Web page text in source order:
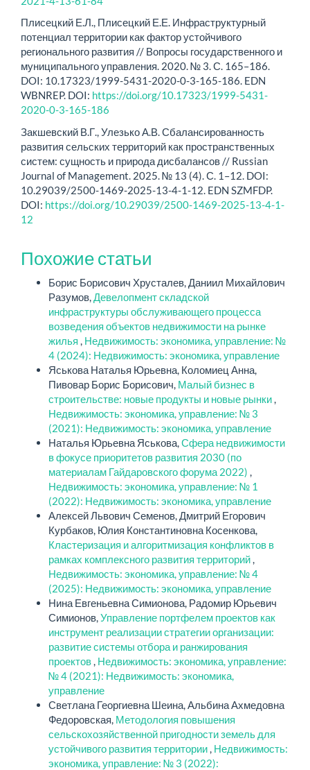
Плисецкий Е.Л., Плисецкий Е.Е. Инфраструктурный
потенциал территории как фактор устойчивого
регионального развития // Вопросы государственного и
муниципального управления. 2020. № 3. С. 165–186.
DOI: 10.17323/1999-5431-2020-0-3-165-186. EDN
WBNREP. DOI: https://doi.org/10.17323/1999-5431-
2020-0-3-165-186
Закшевский В.Г., Улезько А.В. Сбалансированность
развития сельских территорий как пространственных
систем: сущность и природа дисбалансов // Russian
Journal of Mana­gement. 2025. № 13 (4). С. 1–12. DOI:
10.29039/2500-1469-2025-13-4-1-12. EDN SZMFDP.
DOI: https://doi.org/10.29039/2500-1469-2025-13-4-1-
12
Похожие статьи
Борис Борисович Хрусталев, Даниил Михайлович
Разумов,Девелопмент складской
инфраструктуры обслуживающего процесса
возведения объектов недвижимости на рынке
жилья , Недвижимость: экономика, управление: №
4 (2024): Недвижимость: экономика, управление
Яськова Наталья Юрьевна, Коломиец Анна,
Пивовар Борис Борисович, Малый бизнес в
строительстве: новые продукты и новые рынки,
Недвижимость: экономика, управление: № 3
(2021): Недвижимость: экономика, управление
Наталья Юрьевна Яськова,Сфера недвижимости
в фокусе приоритетов развития 2030 (по
материалам Гайдаровского форума 2022) ,
Недвижимость: экономика, управление: № 1
(2022): Недвижимость: экономика, управление
Алексей Львович Семенов, Дмитрий Егорович
Курбаков, Юлия Константиновна Косенкова,
Кластеризация и алгоритмизация конфликтов в
рамках комплексного развития территорий,
Недвижимость: экономика, управление: № 4
(2025): Недвижимость: экономика, управление
Нина Евгеньевна Симионова, Радомир Юрьевич
Симионов,Управление портфелем проектов как
инструмент реализации стратегии организации:
развитие системы отбора и ранжирования
проектов, Недвижимость: экономика, управление:
№ 4 (2021): Недвижимость: экономика,
управление
Светлана Георгиевна Шеина, Альбина Ахмедовна
Федоровская, Методология повышения
сельскохозяйственной пригодности земель для
устойчивого развития территории, Недвижимость:
экономика, управление: № 3 (2022):